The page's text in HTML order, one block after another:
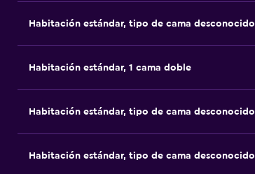
Habitación estándar, tipo de cama desconocido
Habitación estándar, 1 cama doble
Habitación estándar, tipo de cama desconocido
Habitación estándar, tipo de cama desconocido